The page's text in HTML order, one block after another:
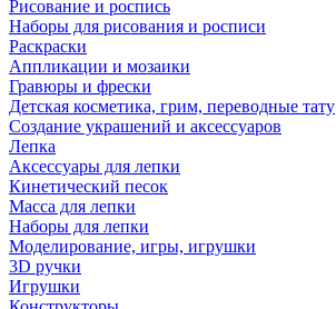
Рисование и роспись
Наборы для рисования и росписи
Раскраски
Аппликации и мозаики
Гравюры и фрески
Детская косметика, грим, переводные тату
Создание украшений и аксессуаров
Лепка
Аксессуары для лепки
Кинетический песок
Масса для лепки
Наборы для лепки
Моделирование, игры, игрушки
3D ручки
Игрушки